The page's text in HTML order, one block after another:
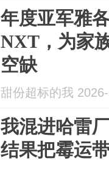
年度亚军雅
NXT，为家
空缺
甜份超标的我
我混进哈雷
结果把霉运